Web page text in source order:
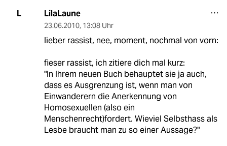
L LilaLaune
23.06.2010, 13:08 Uhr
lieber rassist, nee, moment, nochmal von vorn:
fieser rassist, ich zitiere dich mal kurz:
"In Ihrem neuen Buch behauptet sie ja auch,
dass es Ausgrenzung ist, wenn man von
Einwanderern die Anerkennung von
Homosexuellen (also ein
Menschenrecht)fordert. Wieviel Selbsthass als
Lesbe braucht man zu so einer Aussage?"